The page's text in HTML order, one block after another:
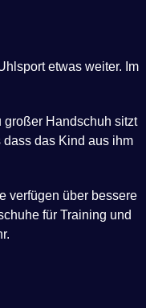
etwas weiter. Im
großer Handschuh sitzt
das Kind aus ihm
verfügen über bessere
für Training und